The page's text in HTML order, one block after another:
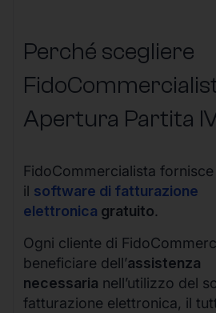
Perché scegliere
Apertura Partita
FidoCommercialista
il software di fatturazione
elettronica gratuito.
Ogni cliente di
beneficiare dell’assistenza
necessaria nell’utilizzo del
fatturazione elettronica, il